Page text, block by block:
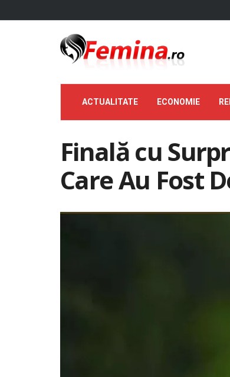
ACTUALITATE ECONOMIE
Finală cu
Care Au Fost